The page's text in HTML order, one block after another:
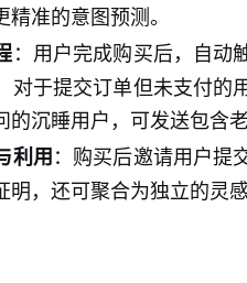
准的意图预测。
：用户完成购买后，自动
对于提交订单但未支付
的沉睡用户，可发送包含
利用：购买后邀请用户提
明，还可聚合为独立的灵